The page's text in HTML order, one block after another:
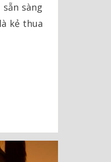
sàng
kẻ thua